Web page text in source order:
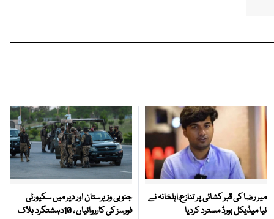
میر رضا کی قبر کشائی پر تنازع،اہلخانہ نے
نیا میڈیکل بورڈ مسترد کردیا
جنوبی وزیرستان اور دیر میں سکیورٹی
فورسز کی کارروائیاں ، 10دہشتگرد ہلاک